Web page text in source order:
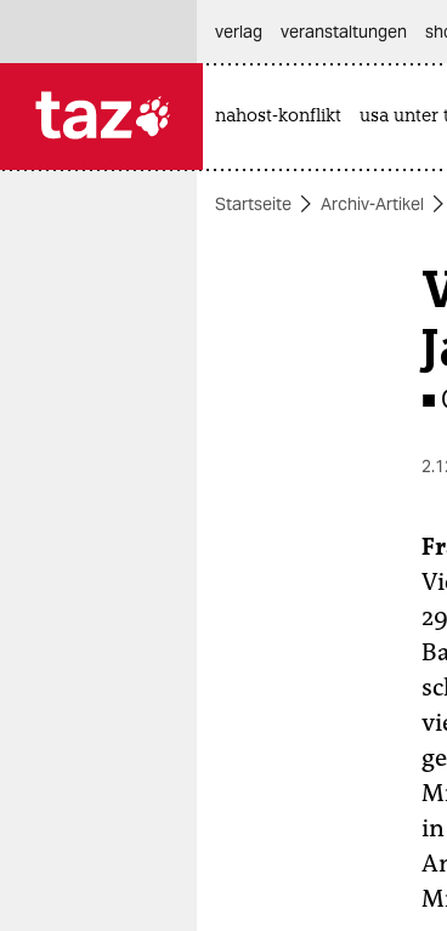
themen
verlag
veranstaltungen
nahost-konflikt usa unter
Startseite Archiv-Artikel
■
in